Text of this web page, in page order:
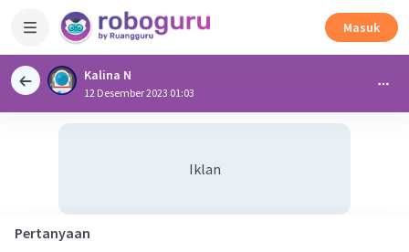
Masuk
Kalina N
12 Desember 2023 01:03
Iklan
Pertanyaan